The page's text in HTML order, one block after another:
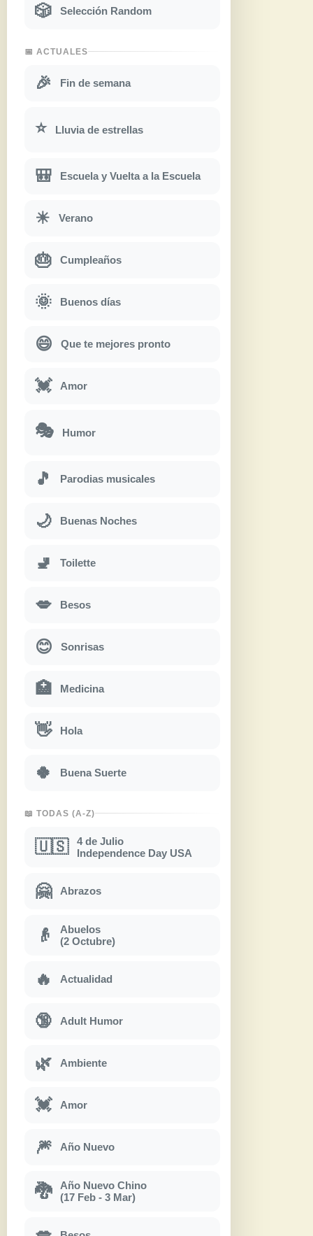
🎲 Selección Random
📅 ACTUALES
🎉 Fin de semana
⭐ Lluvia de estrellas
🎒 Escuela y Vuelta a la Escuela
☀ Verano
🎂 Cumpleaños
🌞 Buenos días
😄 Que te mejores pronto
💓 Amor
🎭 Humor
🎵 Parodias musicales
🌙 Buenas Noches
🚽 Toilette
💋 Besos
😊 Sonrisas
🏥 Medicina
👋 Hola
🍀 Buena Suerte
📖 TODAS (A-Z)
🇺🇸
4 de Julio
Independence Day USA
🤗 Abrazos
👴
Abuelos
(2 Octubre)
🔥 Actualidad
🔞 Adult Humor
🌿 Ambiente
💓 Amor
🎆 Año Nuevo
🐉
Año Nuevo Chino
(17 Feb - 3 Mar)